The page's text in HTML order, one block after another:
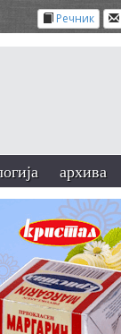
Речник
архива